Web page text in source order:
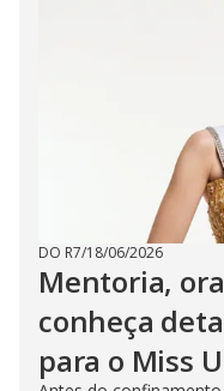
DO R7/18/06/2026
Mentoria,
conheça
para o Miss